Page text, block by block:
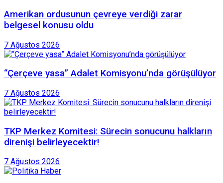
Amerikan ordusunun çevreye verdiği zarar
belgesel konusu oldu
7 Ağustos 2026
“Çerçeve yasa” Adalet Komisyonu’nda görüşülüyor
7 Ağustos 2026
TKP Merkez Komitesi: Sürecin sonucunu halkların
direnişi belirleyecektir!
7 Ağustos 2026